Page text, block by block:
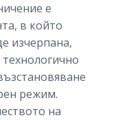
е
в който
изчерпана,
режим.
на